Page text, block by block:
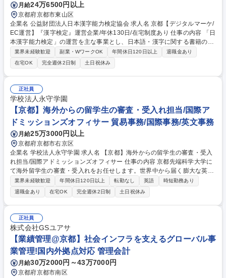
月給24万6500円以上
京都府京都市東山区
企業名 公益財団法人日本漢字能力検定協会 求人名 京都【デジタルマーケ/
EC運営】『漢字検定』運営企業/年休130日/在宅制度あり 仕事の内容 「日
本漢字能力検定」の運営を主な事業とし、日本語・漢字に関する書籍の発
行や、漢字や漢字教育に関する研究支援、講演会等の事業を行う当協会に
て、自社ECサイトのマーケティング業務をお任せします。 直営ECサイト
のKPI分析、GA4等を活用した顧客行動分析、データに基づく戦術の立
案・実行・改善を行います。協会の2035年ビジョンにある「価値観やコ
ミュニケーションの多様化に対して、デジタルテクノロジーを駆使して日
本語・漢字能力の価値を再定義すること」を体現していきます。将来的に
はECサイト以外のデジタルマーケティング業務にも携わる可能性もあり
ます。【働き方】年休130日 募集職種 京都【デジタルマーケ/EC運営】
『漢字検定』運営企業/年休130日/在宅制度あり
業界未経験歓迎 副業・WワークOK 年間休日120日以上
退職金あり
在宅OK
完全週休2日制 土日祝休み
正社員
学校法人永守学園
【京都】海外からの留学生の審査・受入れ担当/国際ア
ドミッションズオフィサー 貿易事務/国際事務/英文事務
月給25万3000円以上
京都府京都市右京区
企業名 学校法人永守学園 求人名 【京都】海外からの留学生の審査・受入
れ担当/国際アドミッションズオフィサー 仕事の内容 京都先端科学大学に
て海外留学生の審査・受入れをお任せします。世界中から届く膨大な英文
書類と格闘し、合否判断から入学業務までを支える、高い集中力と英語の
読解力が活きるアドミッションズオフィサーです。 志願者増で業務拡大が
見込まれる中、世界中から提出される成績書や志望動機書、経費支弁内容
（預金残高など各家庭の経済状況）といった膨大な英文書類を正確に読み
解き、審査を行います。学内会議用の資料作成、合否発表、出願ガイドの
作成補助も担当。全編英語の書類照査をこなすため、黙々と集中して書類
と格闘できる忍耐力と、何よりも「英語の読解力」が最重要視されます。
大学のグローバル化を裏から支える要職です。 募集職種 【京都】海外か
らの留学生の審査・受入れ担当/国際アドミッションズオフィサー
業界未経験歓迎 年間休日120日以上 転勤なし 英語
時短勤務あり
退職金あり
在宅OK 完全週休2日制 土日祝休み
正社員
株式会社GSユアサ
【業績管理@京都】社会インフラを支えるグローバル事
業管理!国内外拠点対応 管理会計
月給30万2000円～43万7000円
京都府京都市南区